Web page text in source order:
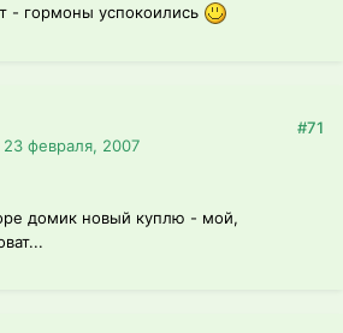
- гормоны успокоились
23 февраля, 2007
#71
домик новый куплю - мой,